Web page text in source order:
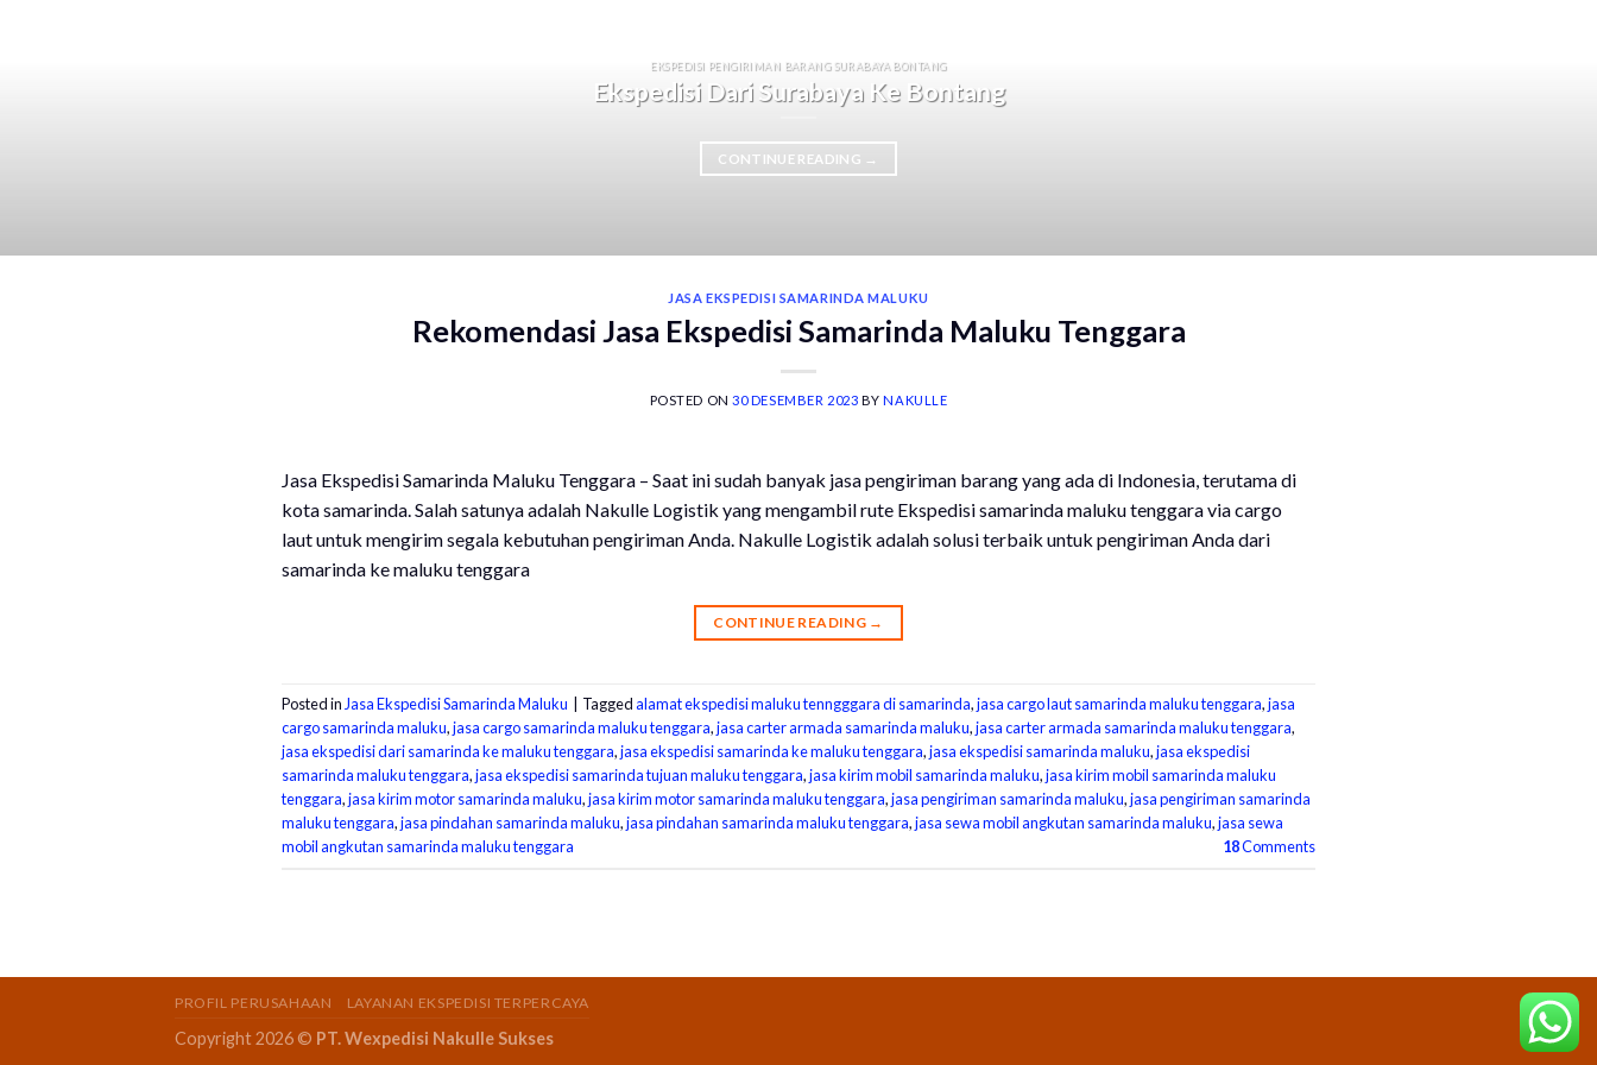
EKSPEDISI PENGIRIMAN BARANG SURABAYA BONTANG
Ekspedisi Dari Surabaya Ke Bontang
CONTINUE READING →
JASA EKSPEDISI SAMARINDA MALUKU
Rekomendasi Jasa Ekspedisi Samarinda Maluku Tenggara
POSTED ON30 DESEMBER 2023 BYNAKULLE
Jasa Ekspedisi Samarinda Maluku Tenggara – Saat ini sudah banyak jasa pengiriman barang yang ada di Indonesia, terutama di
kota samarinda. Salah satunya adalah Nakulle Logistik yang mengambil rute Ekspedisi samarinda maluku tenggara via cargo
laut untuk mengirim segala kebutuhan pengiriman Anda. Nakulle Logistik adalah solusi terbaik untuk pengiriman Anda dari
samarinda ke maluku tenggara
CONTINUE READING →
Posted in Jasa Ekspedisi Samarinda Maluku Taggedalamat ekspedisi maluku tenngggara di samarinda,jasa cargo laut samarinda maluku tenggara,jasa
cargo samarinda maluku,jasa cargo samarinda maluku tenggara,jasa carter armada samarinda maluku,jasa carter armada samarinda maluku tenggara,
jasa ekspedisi dari samarinda ke maluku tenggara,jasa ekspedisi samarinda ke maluku tenggara,jasa ekspedisi samarinda maluku,jasa ekspedisi
samarinda maluku tenggara,jasa ekspedisi samarinda tujuan maluku tenggara,jasa kirim mobil samarinda maluku,jasa kirim mobil samarinda maluku
tenggara,jasa kirim motor samarinda maluku,jasa kirim motor samarinda maluku tenggara,jasa pengiriman samarinda maluku,jasa pengiriman samarinda
maluku tenggara,jasa pindahan samarinda maluku,jasa pindahan samarinda maluku tenggara,jasa sewa mobil angkutan samarinda maluku,jasa sewa
mobil angkutan samarinda maluku tenggara
18Comments
PROFIL PERUSAHAAN LAYANAN EKSPEDISI TERPERCAYA
Copyright 2026 © PT. Wexpedisi Nakulle Sukses